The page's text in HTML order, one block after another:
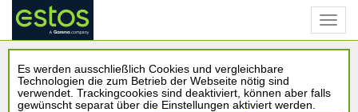
Es werden ausschließlich Cookies und vergleichbare
Technologien die zum Betrieb der Webseite nötig sind
verwendet. Trackingcookies sind deaktiviert, können aber falls
gewünscht separat über die Einstellungen aktiviert werden.